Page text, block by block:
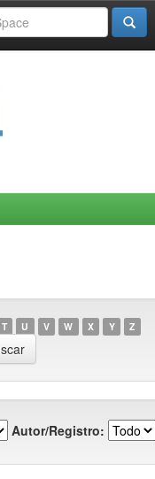
T U V W X Y Z
Autor/Registro: